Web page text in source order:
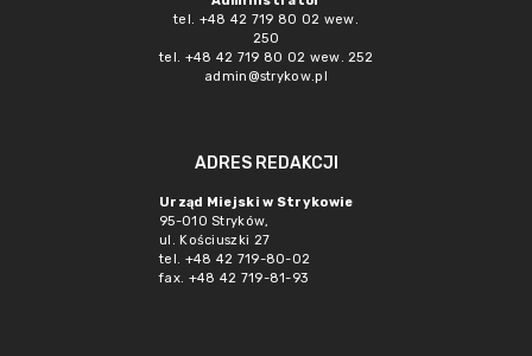
tel. +48 42 719 80 02 wew.
250
tel. +48 42 719 80 02 wew. 252
admin@strykow.pl
ADRES REDAKCJI
Urząd Miejski w Strykowie
95-010 Stryków,
ul. Kościuszki 27
tel. +48 42 719-80-02
fax. +48 42 719-81-93